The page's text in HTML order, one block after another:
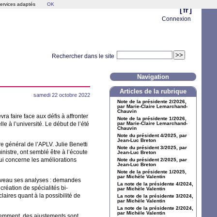
[ fr ]
Connexion
Rechercher dans le site
samedi 22 octobre 2022
faire face aux défis à affronter
à l’université. Le début de l’été
général de l’APLV. Julie Benetti
ont semblé être à l’écoute
concerne les améliorations
ses analyses : demandes
création de spécialités bi-
quant à la possibilité de
Navigation
Articles de la rubrique
Note de la présidente 2/2026,
par Marie-Claire Lemarchand-
Chauvin
Note de la présidente 1/2026,
par Marie-Claire Lemarchand-
Chauvin
Note du président 4/2025, par
Jean-Luc Breton
Note du président 3/2025, par
Jean-Luc Breton
Note du président 2/2025, par
Jean-Luc Breton
Note de la présidente 1/2025,
par Michèle Valentin
La note de la présidente 4/2024,
par Michèle Valentin
La note de la présidente 3/2024,
par Michèle Valentin
La note de la présidente 2/2024,
par Michèle Valentin
adaptés OK